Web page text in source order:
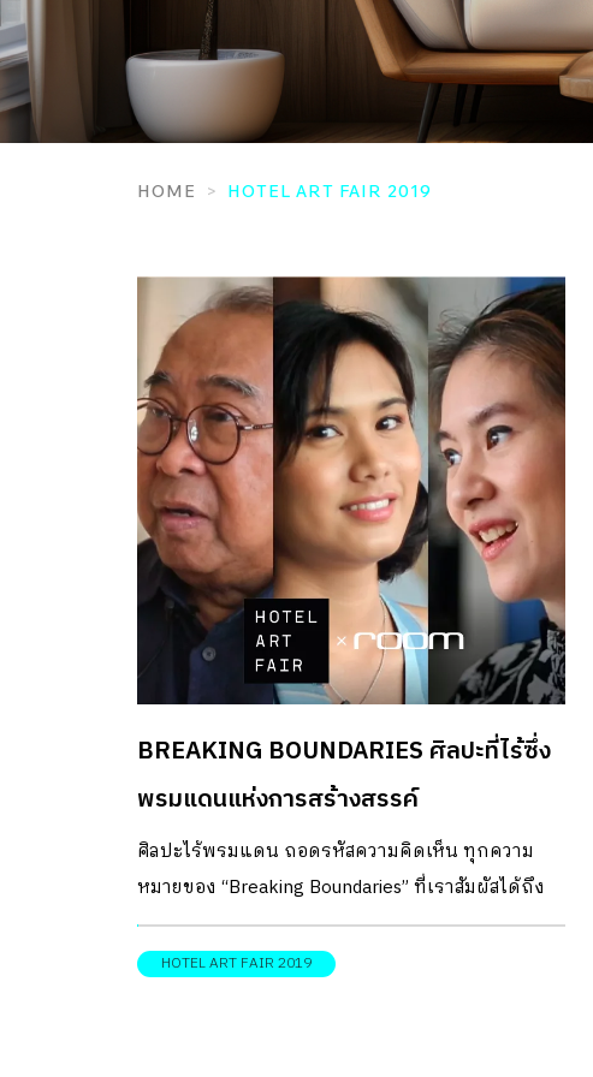
HOME HOTEL ART FAIR 2019
BREAKING BOUNDARIES ศิลปะที่ไร้ซึ่ง
พรมแดนแห่งการสร้างสรรค์
ศิลปะไร้พรมแดน ถอดรหัสความคิดเห็น ทุกความ
หมายของ “Breaking Boundaries” ที่เราสัมผัสได้ถึง
จิตวิญญาณจากเบื้องลึกของเจ้าของแกลเลอรี่ ภัณฑ
ารักษ์ และศิลปินต่างสาขา ในงาน Hotel Art Fair
HOTEL ART FAIR 2019